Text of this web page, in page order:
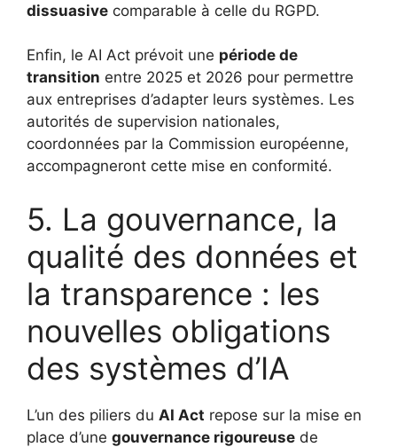
dissuasive comparable à celle du RGPD.
Enfin, le AI Act prévoit une période de
transition entre 2025 et 2026 pour permettre
aux entreprises d’adapter leurs systèmes. Les
autorités de supervision nationales,
coordonnées par la Commission européenne,
accompagneront cette mise en conformité.
5. La gouvernance, la
qualité des données et
la transparence : les
nouvelles obligations
des systèmes d’IA
L’un des piliers du AI Act repose sur la mise en
place d’une gouvernance rigoureuse de